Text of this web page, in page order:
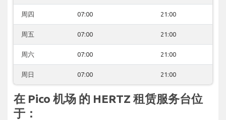
周四 07:00 21:00
周五 07:00 21:00
周六 07:00 21:00
周日 07:00 21:00
在 Pico 机场 的 HERTZ 租赁服务台位
于：